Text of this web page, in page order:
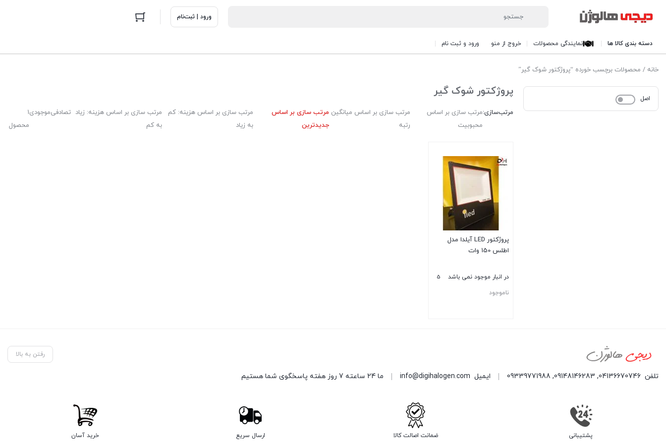
ورود | ثبت‌نام
دسته بندی کالا ها نمایندگی محصولات خروج از منو ورود و ثبت نام
خانه / محصولات برچسب خورده “پروژکتور شوک گیر”
اصل
پروژکتور شوک گیر
1
محصول
مرتب‌سازی:مرتب سازی بر اساس
محبوبیت
مرتب سازی بر اساس میانگین
رتبه
مرتب سازی بر اساس
جدیدترین
مرتب سازی بر اساس هزینه: کم
به زیاد
مرتب سازی بر اساس هزینه: زیاد
به کم
تصادفیموجودی
پروژکتور LED آیلدا مدل
اطلس 150 وات
در انبار موجود نمی باشد 5
ناموجود
رفتن به بالا
تلفن 04136670746
,
09148146283
,
09339771988 ایمیل info@digihalogen.com ما 24 ساعته 7 روز هفته پاسخگوی شما هستیم
پشتیبانی ضمانت اصالت کالا ارسال سریع خرید آسان